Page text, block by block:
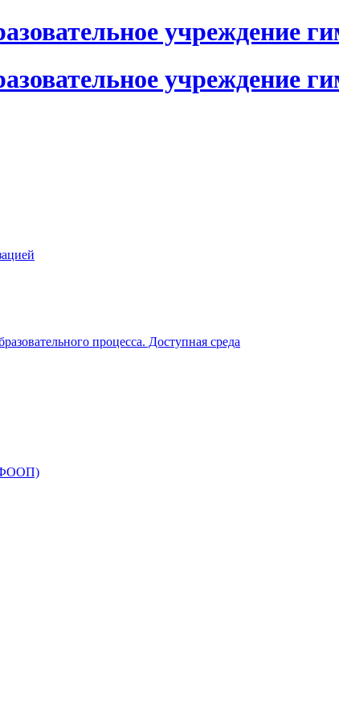
учреждение
учреждение
процесса. Доступная среда
(ФООП)